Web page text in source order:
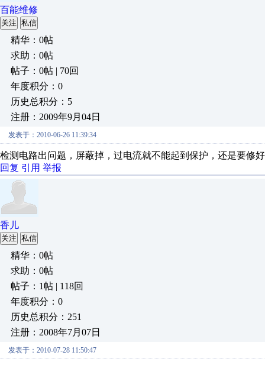
百能维修
关注 私信
精华：0帖
求助：0帖
帖子：0帖 | 70回
年度积分：0
历史总积分：5
注册：2009年9月04日
发表于：2010-06-26 11:39:34
检测电路出问题，屏蔽掉，过电流就不能起到保护，还是要修
回复 引用 举报
香儿
关注 私信
精华：0帖
求助：0帖
帖子：1帖 | 118回
年度积分：0
历史总积分：251
注册：2008年7月07日
发表于：2010-07-28 11:50:47